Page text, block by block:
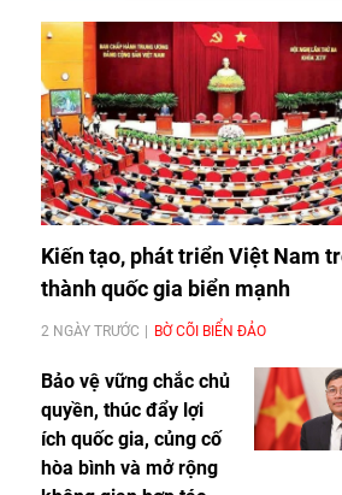
Kiến tạo, phát triển Việt Nam
thành quốc gia biển mạnh
2 NGÀY TRƯỚC BỜ CÕI BIỂN ĐẢO
Bảo vệ vững chắc chủ
quyền, thúc đẩy lợi
ích quốc gia, củng cố
hòa bình và mở rộng